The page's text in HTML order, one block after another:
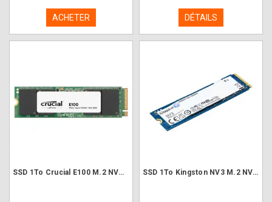
ACHETER DÉTAILS
SSD 1To Crucial E100 M.2 NVMe PCIe 4.0 (Tray) SSD 1To Kingston NV3 M.2 NVMe PCIe 4.0